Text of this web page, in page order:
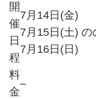
開
催
日
程
7月14日(金)
7月15日(土) の
7月16日(日)
料
金
–